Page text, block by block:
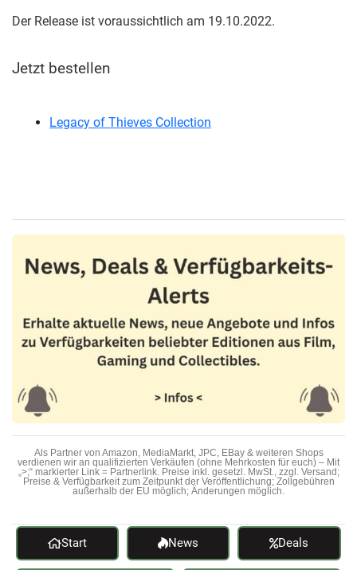
Der Release ist voraussichtlich am 19.10.2022.
Jetzt bestellen
Legacy of Thieves Collection
Als Partner von Amazon, MediaMarkt, JPC, EBay & weiteren Shops
verdienen wir an qualifizierten Verkäufen (ohne Mehrkosten für euch) – Mit
„>;“ markierter Link = Partnerlink. Preise inkl. gesetzl. MwSt., zzgl. Versand;
Preise & Verfügbarkeit zum Zeitpunkt der Veröffentlichung; Zollgebühren
außerhalb der EU möglich; Änderungen möglich.
Start News Deals